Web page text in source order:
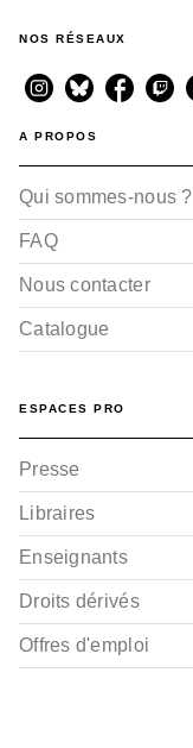
NOS RÉSEAUX
A PROPOS
Qui sommes-nous ?
FAQ
Nous contacter
Catalogue
ESPACES PRO
Presse
Libraires
Enseignants
Droits dérivés
Offres d'emploi